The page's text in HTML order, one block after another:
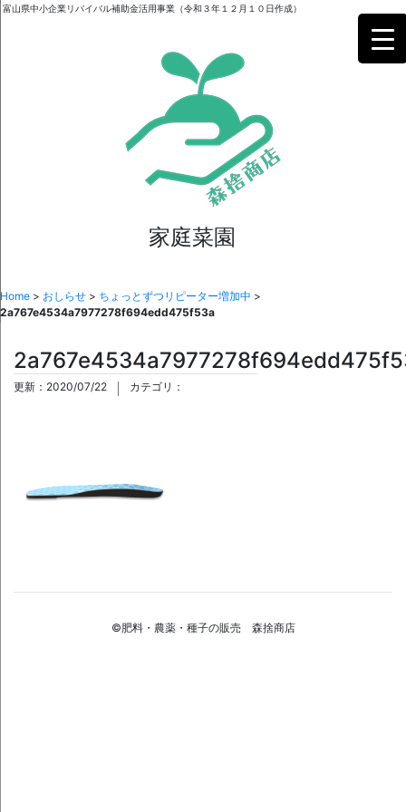
富山県中小企業リバイバル補助金活用事業（令和３年１２月１０日作成）
家庭菜園
Home > おしらせ > ちょっとずつリピーター増加中 >
2a767e4534a7977278f694edd475f53a
更新：2020/07/22 カテゴリ：
©肥料・農薬・種子の販売 森捨商店